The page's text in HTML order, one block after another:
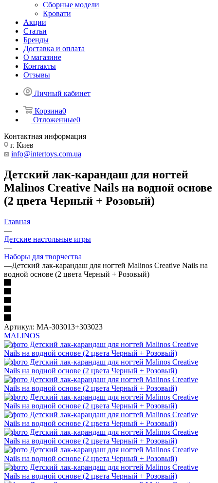
Сборные модели
Кровати
Акции
Статьи
Бренды
Доставка и оплата
О магазине
Контакты
Отзывы
Личный кабинет
Корзина0
Отложенные0
Контактная информация
г. Киев
info@intertoys.com.ua
Детский лак-карандаш для ногтей
Malinos Creative Nails на водной основе
(2 цвета Черный + Розовый)
Главная
—
Детские настольные игры
—
Наборы для творчества
—Детский лак-карандаш для ногтей Malinos Creative Nails на
водной основе (2 цвета Черный + Розовый)
Артикул: MA-303013+303023
MALINOS